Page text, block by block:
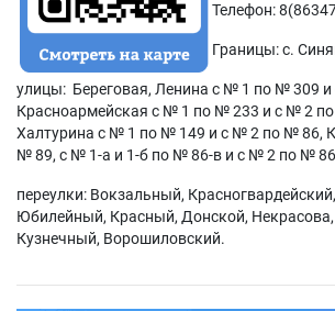
Телефон:
Границы: с.
улицы: Береговая, Ленина с № 1 по № 309
Красноармейская с № 1 по № 233 и с № 2
Халтурина с № 1 по № 149 и с № 2 по № 86,
№ 89, с № 1-а и 1-б по № 86-в и с № 2 по №
переулки: Вокзальный,
Юбилейный, Красный, Донской,
Кузнечный, Ворошиловский.